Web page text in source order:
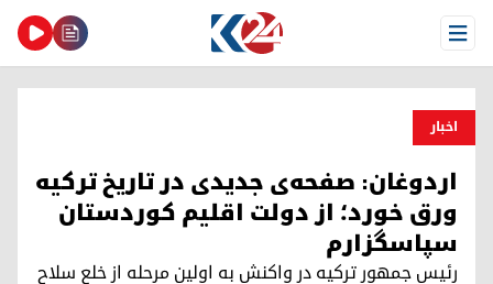
Open Menu
اخبار
اردوغان: صفحه‌ی جدیدی در تاریخ ترکیه
ورق خورد؛ از دولت اقلیم کوردستان
سپاسگزارم
رئیس جمهور ترکیه در واکنش به اولین مرحله از خلع سلاح